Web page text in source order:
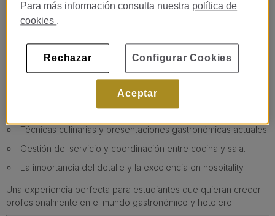
Porque aquí aprenderás mucho más que recetas.
En Glass trabajarás en un concepto gastronómico moderno
del cliente son protagonistas.
Podrás descubrir:
Cómo funciona la cocina de un hotel 5 estrellas gran lujo.
Organización y dinámica de una cocina profesional.
Técnicas culinarias y presentaciones gastronómicas actuales.
Gestión del servicio y coordinación entre cocina y sala.
La importancia del detalle y la excelencia en hospitality.
Una experiencia perfecta para estudiantes que quieran crecer
profesionalmente en el mundo gastronómico y hotelero.
Para más información consulta nuestra política de
cookies .
Rechazar
Aceptar
Configurar Cookies